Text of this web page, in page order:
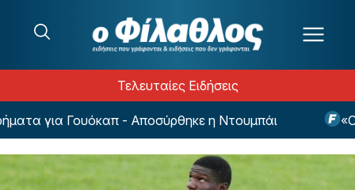
Τελευταίες Ειδήσεις
για Γουόκαπ - Αποσύρθηκε η Ντουμπάι